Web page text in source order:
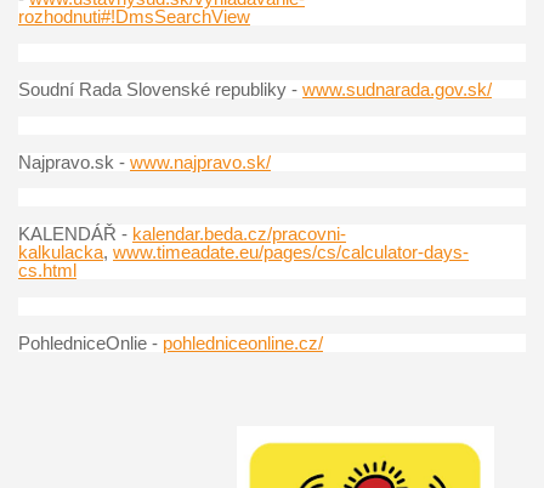
rozhodnuti#!DmsSearchView
Soudní Rada Slovenské republiky - www.sudnarada.gov.sk/
Najpravo.sk - www.najpravo.sk/
KALENDÁŘ - kalendar.beda.cz/pracovni-
kalkulacka, www.timeadate.eu/pages/cs/calculator-days-
cs.html
PohledniceOnlie - pohledniceonline.cz/